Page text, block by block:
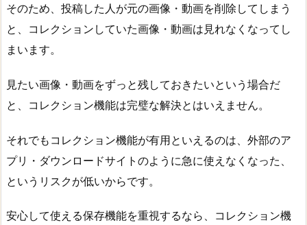
そのため、投稿した人が元の画像・動画を削除してしまう
と、コレクションしていた画像・動画は見れなくなってし
まいます。
見たい画像・動画をずっと残しておきたいという場合だ
と、コレクション機能は完璧な解決とはいえません。
それでもコレクション機能が有用といえるのは、外部のア
プリ・ダウンロードサイトのように急に使えなくなった、
というリスクが低いからです。
安心して使える保存機能を重視するなら、コレクション機